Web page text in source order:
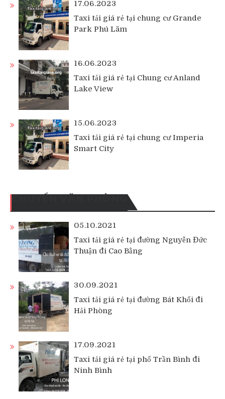
17.06.2023
Taxi tải giá rẻ tại chung cư Grande
Park Phú Lãm
16.06.2023
Taxi tải giá rẻ tại Chung cư Anland
Lake View
15.06.2023
Taxi tải giá rẻ tại chung cư Imperia
Smart City
05.10.2021
Taxi tải giá rẻ tại đường Nguyễn Đức
Thuận đi Cao Bằng
30.09.2021
Taxi tải giá rẻ tại đường Bát Khối đi
Hải Phòng
17.09.2021
Taxi tải giá rẻ tại phố Trần Bình đi
Ninh Bình